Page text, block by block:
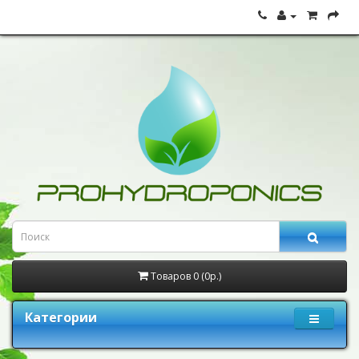
Товаров 0 (0р.)
Категории